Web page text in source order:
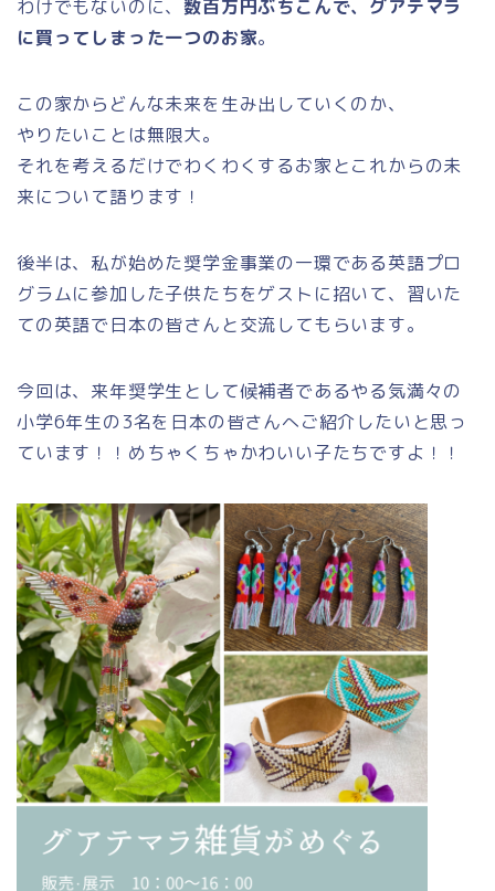
わけでもないのに、 数百万円ぶちこんで、グアテマラ
に買ってしまった一つのお家。
この家からどんな未来を生み出していくのか、
やりたいことは無限大。
それを考えるだけでわくわくするお家とこれからの未
来について語ります！
後半は、私が始めた奨学金事業の一環である英語プロ
グラムに参加した子供たちをゲストに招いて、習いた
ての英語で日本の皆さんと交流してもらいます。
今回は、来年奨学生として候補者であるやる気満々の
小学6年生の3名を日本の皆さんへご紹介したいと思っ
ています！！めちゃくちゃかわいい子たちですよ！！